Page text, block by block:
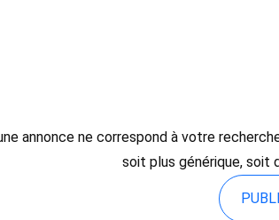
annonce ne correspond à votre
soit plus générique, soit